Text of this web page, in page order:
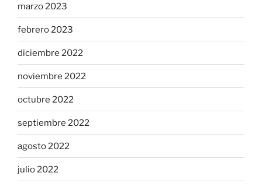
marzo 2023
febrero 2023
diciembre 2022
noviembre 2022
octubre 2022
septiembre 2022
agosto 2022
julio 2022